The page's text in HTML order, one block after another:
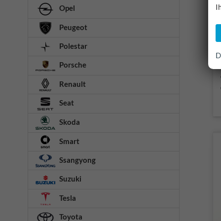
Opel
Peugeot
Polestar
Porsche
Renault
Seat
Skoda
Smart
Ssangyong
Suzuki
Tesla
Toyota